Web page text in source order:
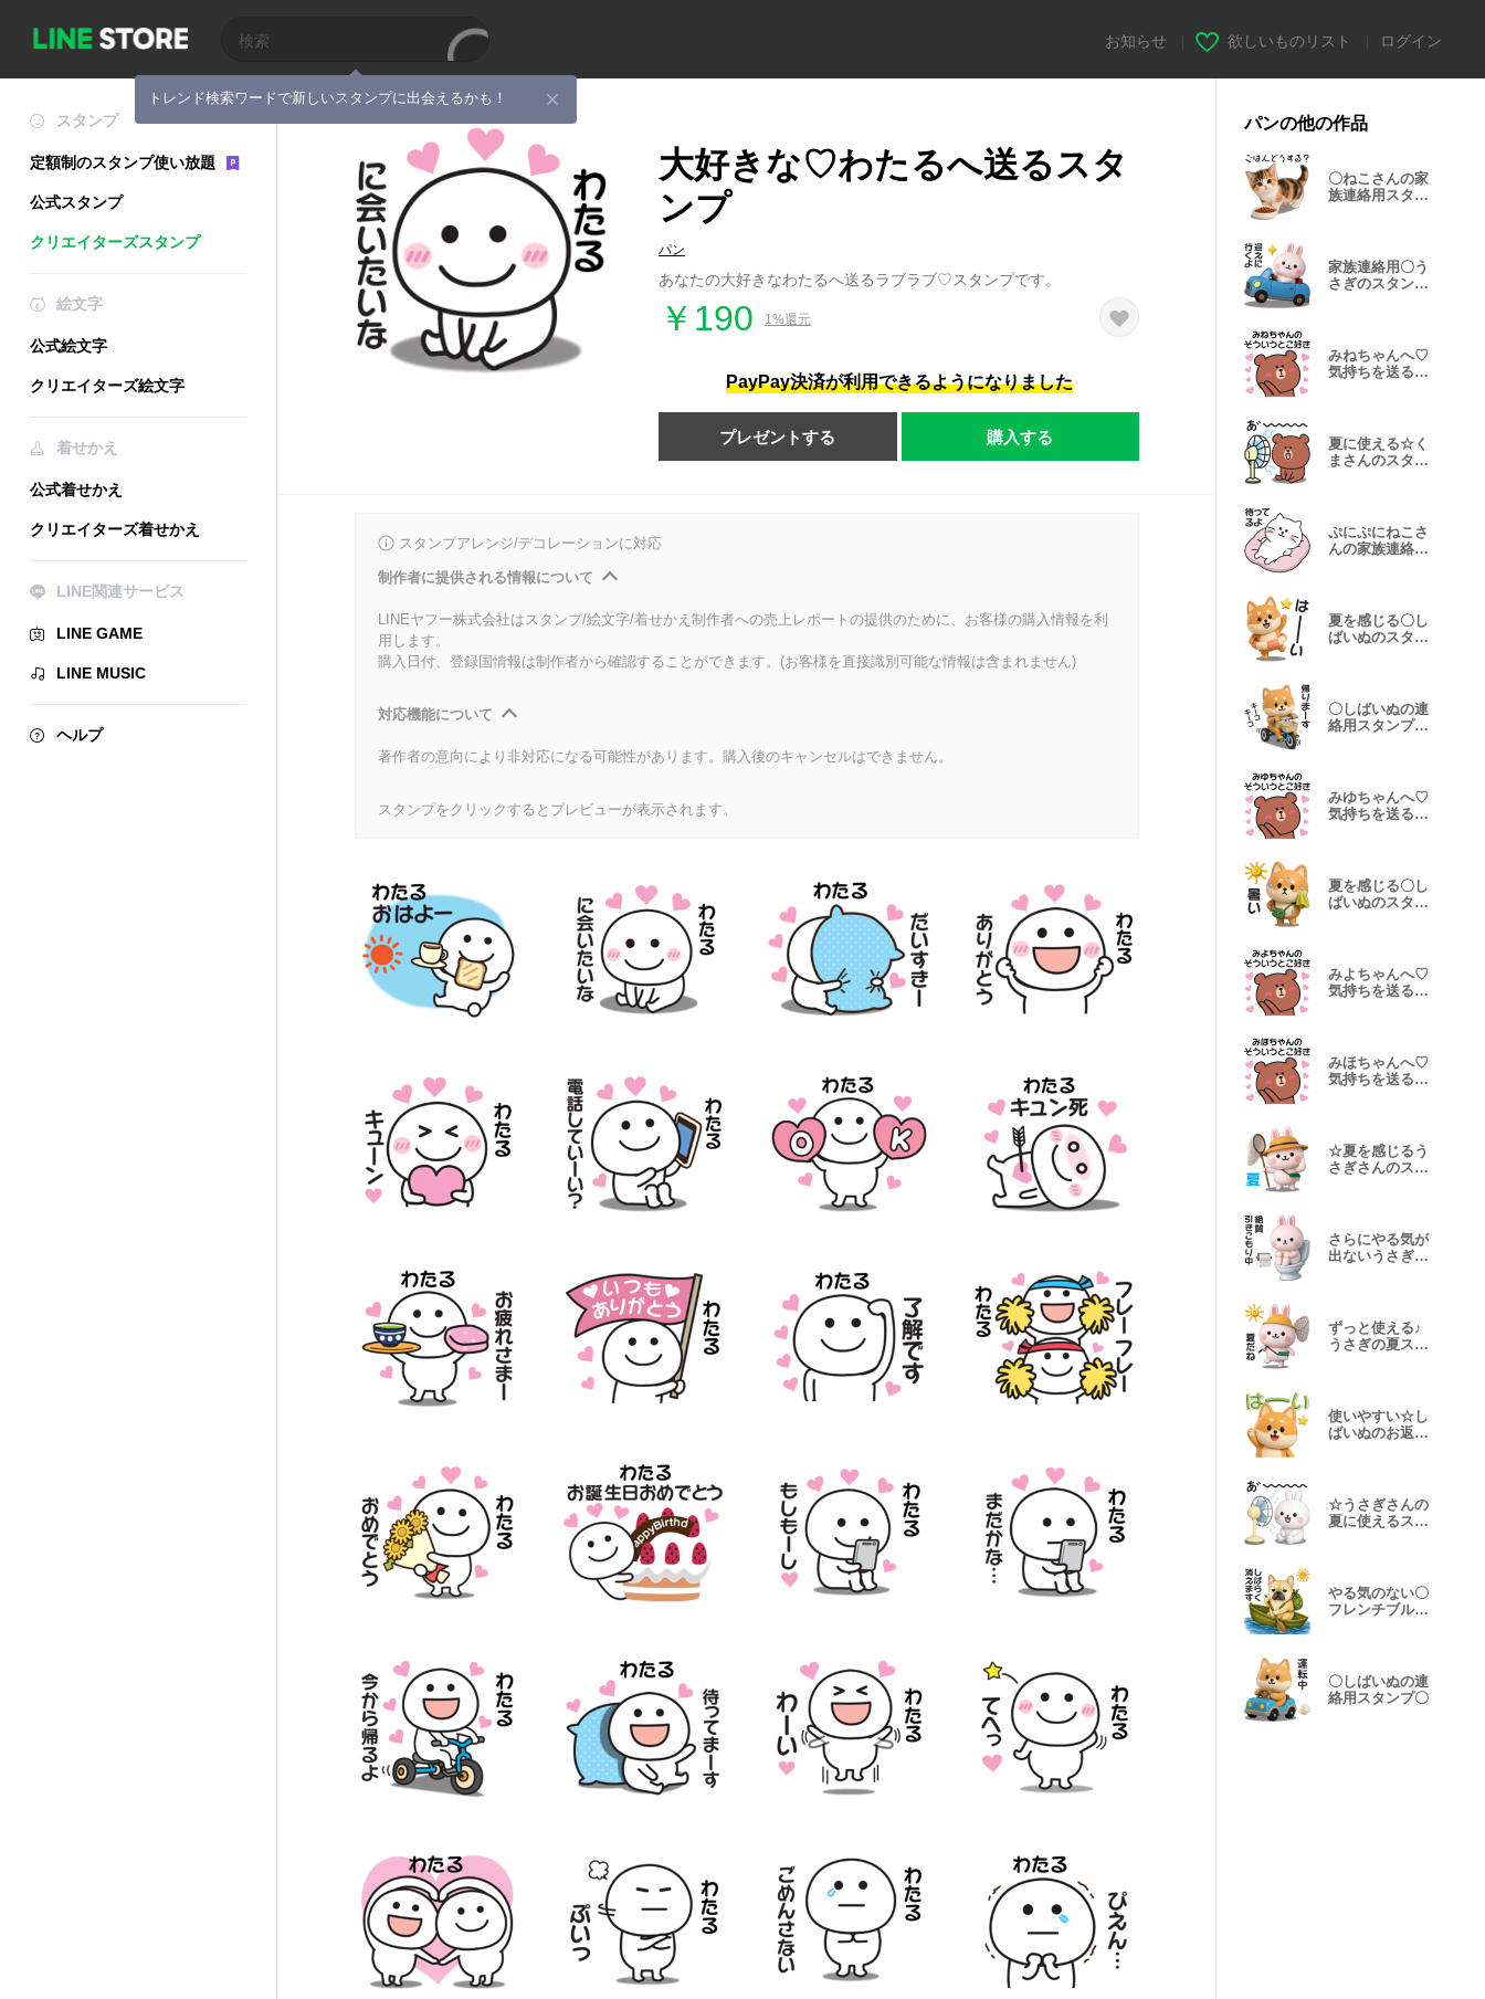
トレンド検索ワードで新しいスタンプに出会えるかも！
お知らせ 欲しいものリスト ログイン
スタンプ
定額制のスタンプ使い放題
公式スタンプ
クリエイターズスタンプ
絵文字
公式絵文字
クリエイターズ絵文字
着せかえ
公式着せかえ
クリエイターズ着せかえ
LINE関連サービス
LINE GAME
LINE MUSIC
ヘルプ
大好きな♡わたるへ送るスタ
ンプ
パン
あなたの大好きなわたるへ送るラブラブ♡スタンプです。
￥190 1%還元
PayPay決済が利用できるようになりました
プレゼントする 購入する
スタンプアレンジ/デコレーションに対応
制作者に提供される情報について
LINEヤフー株式会社はスタンプ/絵文字/着せかえ制作者への売上レポートの提供のために、お客様の購入情報を利
用します。
購入日付、登録国情報は制作者から確認することができます。(お客様を直接識別可能な情報は含まれません)
対応機能について
著作者の意向により非対応になる可能性があります。購入後のキャンセルはできません。
スタンプをクリックするとプレビューが表示されます。
パンの他の作品
〇ねこさんの家
族連絡用スタン
家族連絡用〇う
さぎのスタンプ
みねちゃんへ♡
気持ちを送るス
夏に使える☆く
まさんのスタン
ぷにぷにねこさ
んの家族連絡用
夏を感じる〇し
ばいぬのスタン
〇しばいぬの連
絡用スタンプ２
みゆちゃんへ♡
気持ちを送るス
夏を感じる〇し
ばいぬのスタン
みよちゃんへ♡
気持ちを送るス
みほちゃんへ♡
気持ちを送るス
☆夏を感じるう
さぎさんのスタ
さらにやる気が
出ないうさぎの
ずっと使える♪
うさぎの夏スタ
使いやすい☆し
ばいぬのお返事
☆うさぎさんの
夏に使えるスタ
やる気のない〇
フレンチブルの
〇しばいぬの連
絡用スタンプ〇